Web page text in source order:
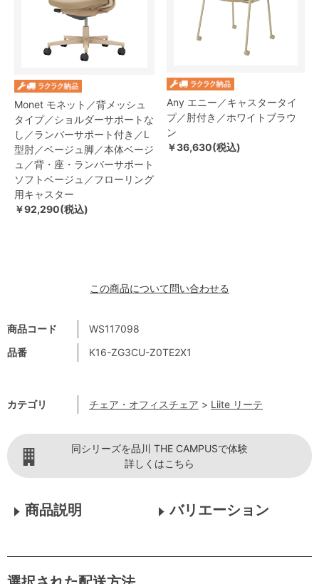
商品コード
WS117098
品番
K16-ZG3CU-Z0TE2X1
カテゴリ チェア・オフィスチェア > Liite リーテ
Monet モネット／背メッシュ
タイプ／ショルダーサポートな
し／ランバーサポート付き／L
型肘／ベージュ脚／本体ベージ
ュ／背・座・ランバーサポート
ソフトベージュ／フローリング
用キャスター
￥92,290(税込)
Any エニー／キャスタータイ
プ／肘付き／ホワイトブラウ
ン
￥36,630(税込)
この商品について問い合わせる
同シリーズを品川 THE CAMPUSで体験
詳しくはこちら
商品説明 バリエーション